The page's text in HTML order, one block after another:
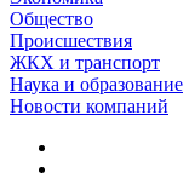
Общество
Происшествия
ЖКХ и транспорт
Наука и образование
Новости компаний